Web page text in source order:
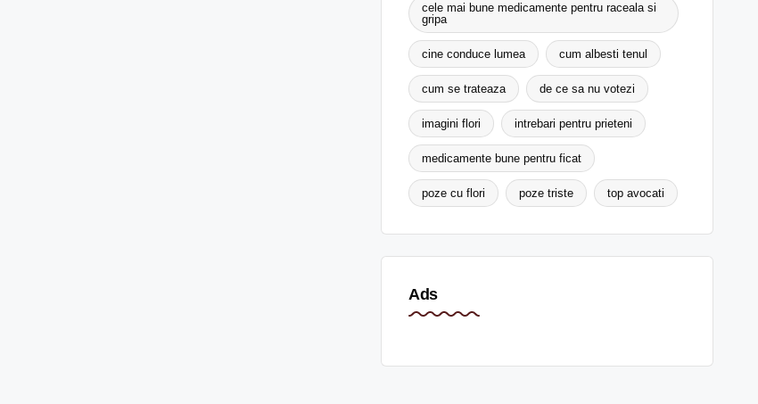
cele mai bune medicamente pentru raceala si
gripa
cine conduce lumea cum albesti tenul
cum se trateaza de ce sa nu votezi
imagini flori intrebari pentru prieteni
medicamente bune pentru ficat
poze cu flori poze triste top avocati
Ads